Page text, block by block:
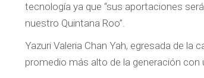
tecnología ya que “sus aportaciones
nuestro Quintana Roo”.
Yazuri Valeria Chan Yah, egresada de
promedio más alto de la generación con